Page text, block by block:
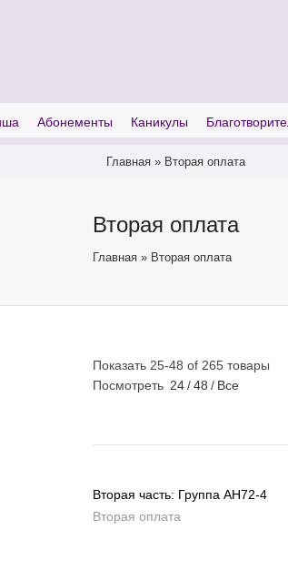
Абонементы Каникулы
Главная » Вторая оплата
Вторая оплата
Главная » Вторая оплата
Показать 25-48 of 265 товары
Посмотреть 24/48 / Все
ДОБАВИТЬ В КОРЗИНУ
Вторая часть: Группа AH72-4
Вторая оплата